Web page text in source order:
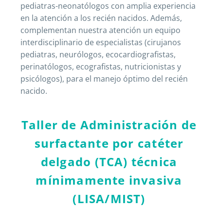
pediatras-neonatólogos con amplia experiencia
en la atención a los recién nacidos. Además,
complementan nuestra atención un equipo
interdisciplinario de especialistas (cirujanos
pediatras, neurólogos, ecocardiografistas,
perinatólogos, ecografistas, nutricionistas y
psicólogos), para el manejo óptimo del recién
nacido.
Taller de Administración de
surfactante por catéter
delgado (TCA) técnica
mínimamente invasiva
(LISA/MIST)